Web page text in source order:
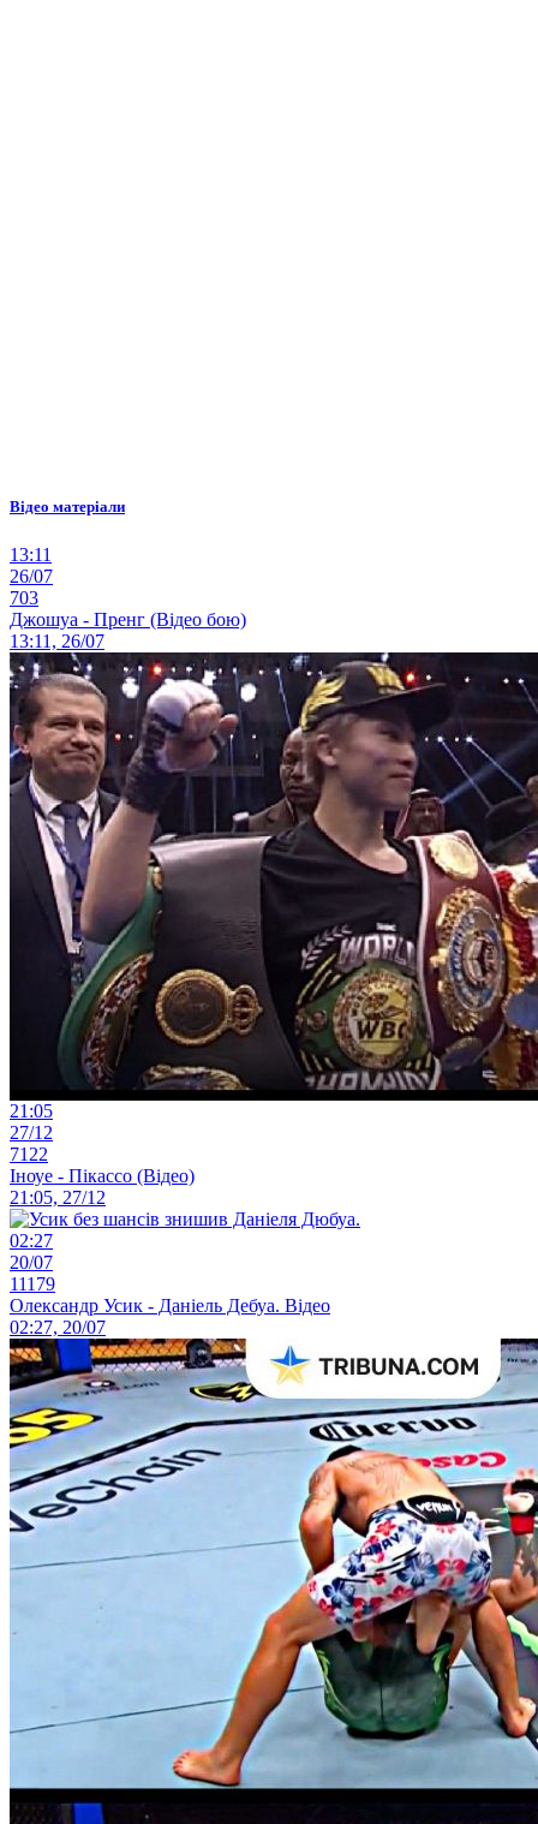
Відео матеріали
13:11
26/07
703
Джошуа - Пренг (Відео бою)
13:11, 26/07
21:05
27/12
7122
Іноуе - Пікассо (Відео)
21:05, 27/12
02:27
20/07
11179
Олександр Усик - Даніель Дебуа. Відео
02:27, 20/07